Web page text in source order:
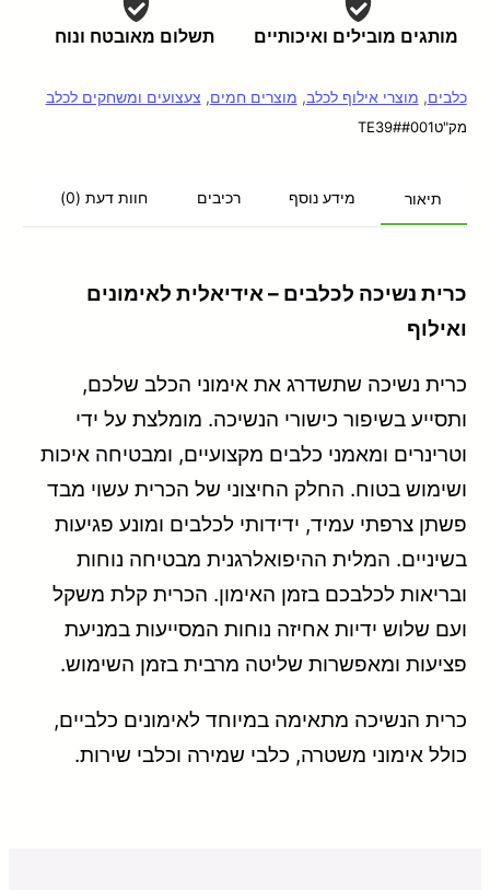
מותגים מובילים ואיכותיים תשלום מאובטח ונוח
כלבים, מוצרי אילוף לכלב, מוצרים חמים, צעצועים ומשחקים לכלב
מק"טTE39##001
תיאור מידע נוסף רכיבים חוות דעת (0)
כרית נשיכה לכלבים – אידיאלית לאימונים
ואילוף
כרית נשיכה שתשדרג את אימוני הכלב שלכם,
ותסייע בשיפור כישורי הנשיכה. מומלצת על ידי
וטרינרים ומאמני כלבים מקצועיים, ומבטיחה איכות
ושימוש בטוח. החלק החיצוני של הכרית עשוי מבד
פשתן צרפתי עמיד, ידידותי לכלבים ומונע פגיעות
בשיניים. המלית ההיפואלרגנית מבטיחה נוחות
ובריאות לכלבכם בזמן האימון. הכרית קלת משקל
ועם שלוש ידיות אחיזה נוחות המסייעות במניעת
פציעות ומאפשרות שליטה מרבית בזמן השימוש.
כרית הנשיכה מתאימה במיוחד לאימונים כלביים,
כולל אימוני משטרה, כלבי שמירה וכלבי שירות.